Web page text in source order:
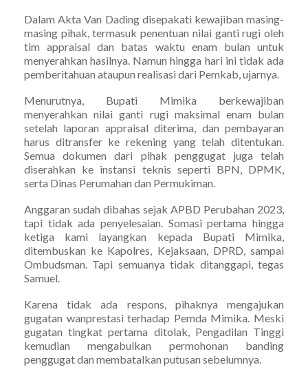
Dalam Akta Van Dading disepakati kewajiban masing-
masing pihak, termasuk penentuan nilai ganti rugi oleh
tim appraisal dan batas waktu enam bulan untuk
menyerahkan hasilnya. Namun hingga hari ini tidak ada
pemberitahuan ataupun realisasi dari Pemkab, ujarnya.
Menurutnya, Bupati Mimika berkewajiban
menyerahkan nilai ganti rugi maksimal enam bulan
setelah laporan appraisal diterima, dan pembayaran
harus ditransfer ke rekening yang telah ditentukan.
Semua dokumen dari pihak penggugat juga telah
diserahkan ke instansi teknis seperti BPN, DPMK,
serta Dinas Perumahan dan Permukiman.
Anggaran sudah dibahas sejak APBD Perubahan 2023,
tapi tidak ada penyelesaian. Somasi pertama hingga
ketiga kami layangkan kepada Bupati Mimika,
ditembuskan ke Kapolres, Kejaksaan, DPRD, sampai
Ombudsman. Tapi semuanya tidak ditanggapi, tegas
Samuel.
Karena tidak ada respons, pihaknya mengajukan
gugatan wanprestasi terhadap Pemda Mimika. Meski
gugatan tingkat pertama ditolak, Pengadilan Tinggi
kemudian mengabulkan permohonan banding
penggugat dan membatalkan putusan sebelumnya.